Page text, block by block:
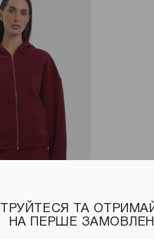
ТА
НА ПЕРШЕ